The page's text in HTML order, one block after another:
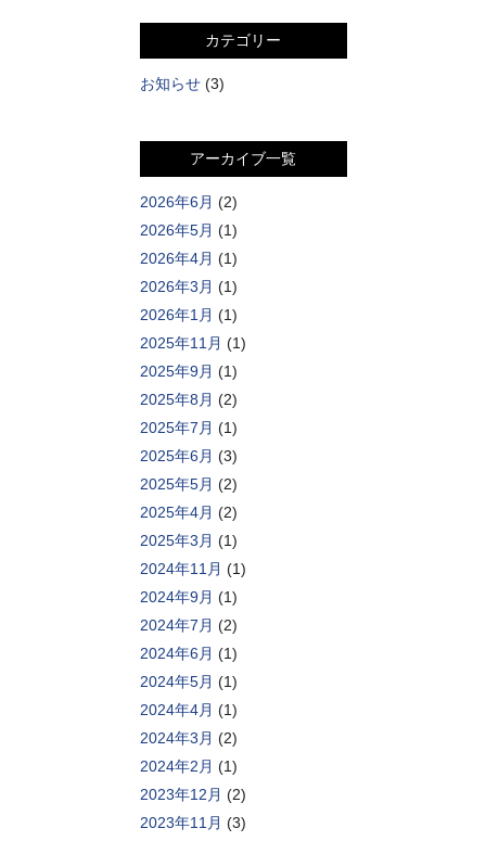
カテゴリー
お知らせ(3)
アーカイブ一覧
2026年6月 (2)
2026年5月 (1)
2026年4月 (1)
2026年3月 (1)
2026年1月 (1)
2025年11月 (1)
2025年9月 (1)
2025年8月 (2)
2025年7月 (1)
2025年6月 (3)
2025年5月 (2)
2025年4月 (2)
2025年3月 (1)
2024年11月 (1)
2024年9月 (1)
2024年7月 (2)
2024年6月 (1)
2024年5月 (1)
2024年4月 (1)
2024年3月 (2)
2024年2月 (1)
2023年12月 (2)
2023年11月 (3)